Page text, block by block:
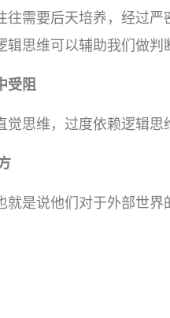
往需要后天培养，经过
思维可以辅助我们做判
受阻
思维，过度依赖逻辑思
是说他们对于外部世界